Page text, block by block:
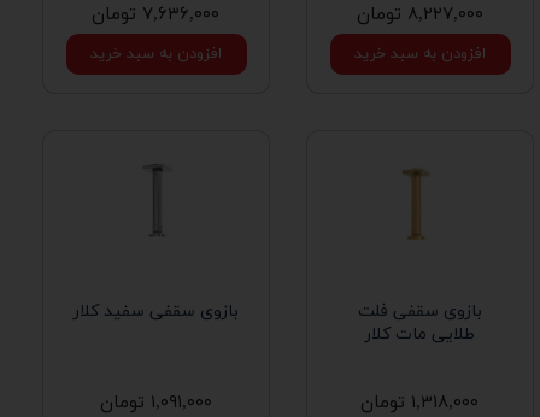
۸,۲۲۷,۰۰۰ تومان
افزودن به سبد خرید
۷,۶۳۶,۰۰۰ تومان
افزودن به سبد خرید
بازوی سقفی فلت
طلایی مات کلار
۱,۳۱۸,۰۰۰ تومان
بازوی سقفی سفید کلار
۱,۰۹۱,۰۰۰ تومان